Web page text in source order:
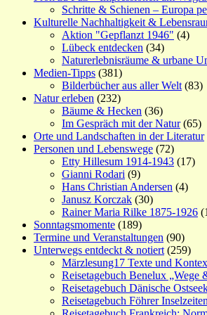
Schritte & Schienen – Europa
Kulturelle Nachhaltigkeit &
Aktion "Gepflanzt 1946" (4)
Lübeck entdecken (34)
Naturerlebnisräume & urbane
Medien-Tipps (381)
Bilderbücher aus aller Welt (83)
Natur erleben (232)
Bäume & Hecken (36)
Im Gespräch mit der Natur(65)
Orte und Landschaften in der Literatur
Personen und Lebenswege (72)
Etty Hillesum 1914-1943 (17)
Gianni Rodari (9)
Hans Christian Andersen (4)
Janusz Korczak (30)
Rainer Maria Rilke 1875-1926
Sonntagsmomente (189)
Termine und Veranstaltungen (90)
Unterwegs entdeckt & notiert (259)
Märzlesung17 Texte und
Reisetagebuch Benelux „Wege
Reisetagebuch Dänische
Reisetagebuch Föhrer Inselzeiten